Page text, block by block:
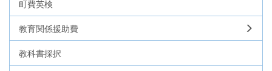
町費英検
教育関係援助費
教科書採択